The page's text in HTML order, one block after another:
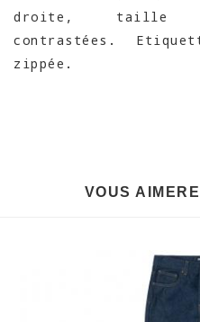
droite, taille
contrastées.
zippée.
VOUS